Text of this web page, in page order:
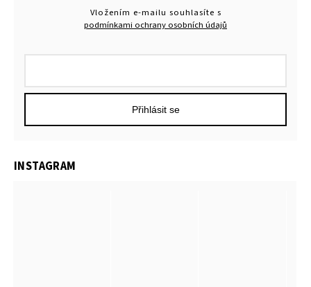
Vložením e-mailu souhlasíte s
podmínkami ochrany osobních údajů
Přihlásit se
INSTAGRAM